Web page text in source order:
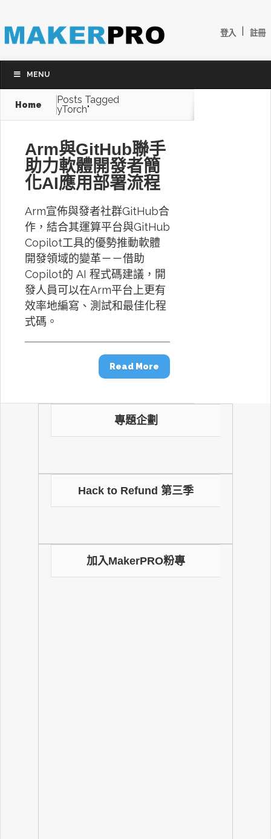
登入 註冊
MENU
Home
Posts Tagged
yTorch"
Arm與GitHub聯手
助力軟體開發者簡
化AI應用部署流程
Arm宣佈與發者社群GitHub合
作，結合其運算平台與GitHub
Copilot工具的優勢推動軟體
開發領域的變革－－借助
Copilot的 AI 程式碼建議，開
發人員可以在Arm平台上更有
效率地編寫、測試和最佳化程
式碼。
Read More
專題企劃
Hack to Refund 第三季
加入MakerPRO粉專